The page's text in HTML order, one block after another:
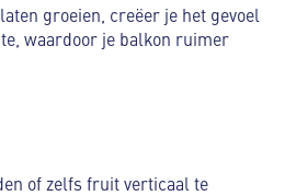
groeien, creëer je het gevoel
waardoor je balkon ruimer
of zelfs fruit verticaal te